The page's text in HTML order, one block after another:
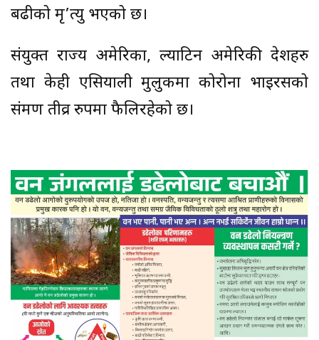
बढीको मृ’त्यु भएको छ।
संयुक्त राज्य अमेरिका, ल्याटिन अमेरिकी देशहरु
तथा केही एसियाली मुलुकमा कोरोना भाइरसको
संक्रमण तीव्र रुपमा फैलिरहेको छ।